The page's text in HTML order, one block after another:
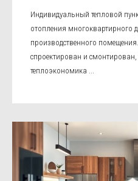
Индивидуальный тепловой
отопления многоквартирного
производственного
спроектирован и
теплоэкономика ...